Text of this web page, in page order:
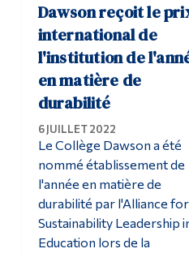
Dawson reçoit le
international de
l'institution de
en matière de
durabilité
6 JUILLET 2022
Le Collège Dawson a été
nommé établissement de
l'année en matière de
durabilité par l'Alliance for
Sustainability Leadership
Education lors de la